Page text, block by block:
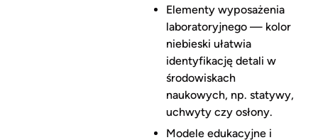
Elementy wyposażenia
laboratoryjnego — kolor
niebieski ułatwia
identyfikację detali w
środowiskach
naukowych, np. statywy,
uchwyty czy osłony.
Modele edukacyjne i